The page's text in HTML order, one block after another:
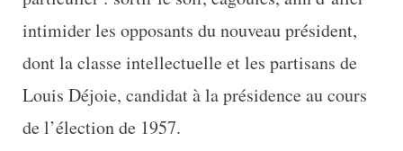
intimider les opposants du nouveau président,
dont la classe intellectuelle et les partisans de
Louis Déjoie, candidat à la présidence au cours
de l’élection de 1957.